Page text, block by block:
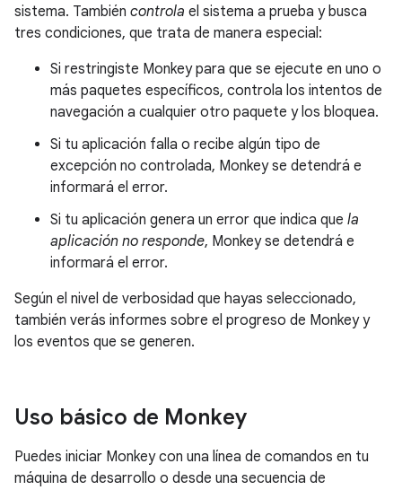
sistema. También controla el sistema a prueba y busca
tres condiciones, que trata de manera especial:
Si restringiste Monkey para que se ejecute en uno o
más paquetes específicos, controla los intentos de
navegación a cualquier otro paquete y los bloquea.
Si tu aplicación falla o recibe algún tipo de
excepción no controlada, Monkey se detendrá e
informará el error.
Si tu aplicación genera un error que indica que la
aplicación no responde, Monkey se detendrá e
informará el error.
Según el nivel de verbosidad que hayas seleccionado,
también verás informes sobre el progreso de Monkey y
los eventos que se generen.
Uso básico de Monkey
Puedes iniciar Monkey con una línea de comandos en tu
máquina de desarrollo o desde una secuencia de